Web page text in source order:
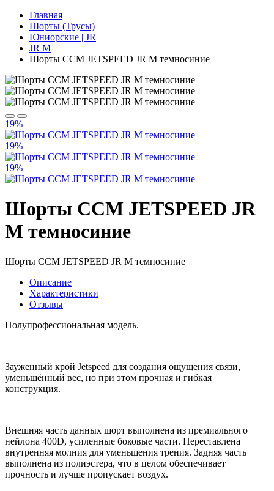
Главная
Шорты (Трусы)
Юниорские | JR
JR M
Шорты CCM JETSPEED JR M темносиние
19%
19%
19%
Шорты CCM JETSPEED JR
M темносиние
Шорты CCM JETSPEED JR M темносиние
Описание
Характеристики
Отзывы
Полупрофессиональная модель.
Зауженный крой Jetspeed для создания ощущения связи,
уменьшённый вес, но при этом прочная и гибкая
конструкция.
Внешняя часть данных шорт выполнена из премиального
нейлона 400D, усиленные боковые части. Переставлена
внутренняя молния для уменьшения трения. Задняя часть
выполнена из полиэстера, что в целом обеспечивает
прочность и лучше пропускает воздух.